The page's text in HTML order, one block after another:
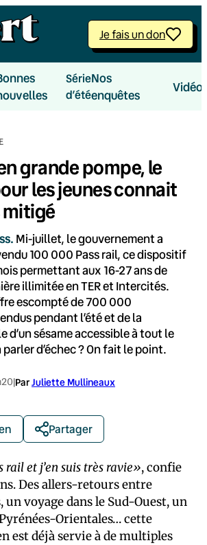
Je fais un don
Série
d’été
Nos
enquêtes
grande pompe, le
les jeunes connait
mitigé
Mi-juillet, le gouvernement a
100 000 Pass rail, ce dispositif
permettant aux 16-27 ans de
illimitée en TER et Intercités.
escompté de 700 000
pendant l’été et de la
d’un sésame accessible à tout le
d’échec ? On fait le point.
|ParJuliette Mullineaux
Partager
rail et j’en suis très ravie», confie
Des allers-retours entre
un voyage dans le Sud-Ouest, un
Orientales… cette
est déjà servie à de multiples